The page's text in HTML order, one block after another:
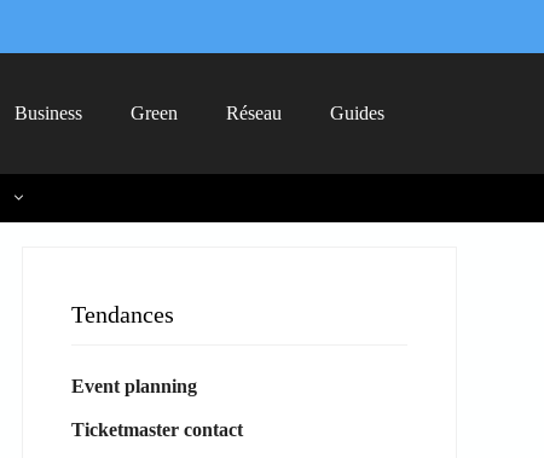
Business Green Réseau Guides
Tendances
Event planning
Ticketmaster contact